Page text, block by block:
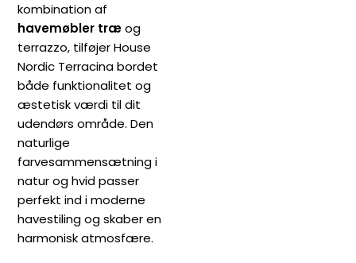
kombination af
havemøbler træog
terrazzo, tilføjer House
Nordic Terracina bordet
både funktionalitet og
æstetisk værdi til dit
udendørs område. Den
naturlige
farvesammensætning i
natur og hvid passer
perfekt ind i moderne
havestiling og skaber en
harmonisk atmosfære.